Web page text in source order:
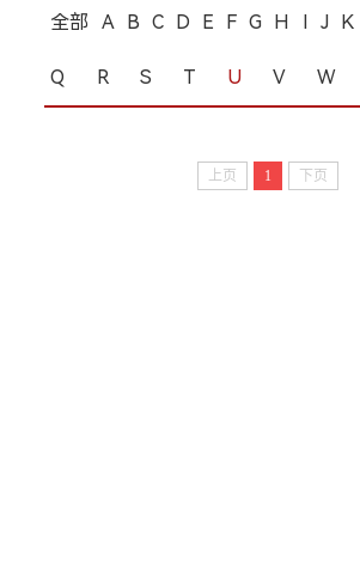
全部 A B C D E F G H J K
Q R S T U V W
上页 1 下页